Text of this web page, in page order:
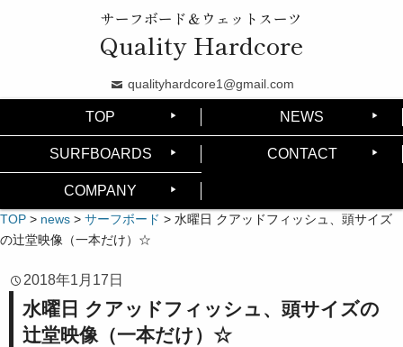
サーフボード＆ウェットスーツ
Quality Hardcore
qualityhardcore1@gmail.com
TOP NEWS
SURFBOARDS CONTACT
COMPANY
TOP > news > サーフボード > 水曜日 クアッドフィッシュ、頭サイズ
の辻堂映像（一本だけ）☆
2018年1月17日
水曜日 クアッドフィッシュ、頭サイズの
辻堂映像（一本だけ）☆